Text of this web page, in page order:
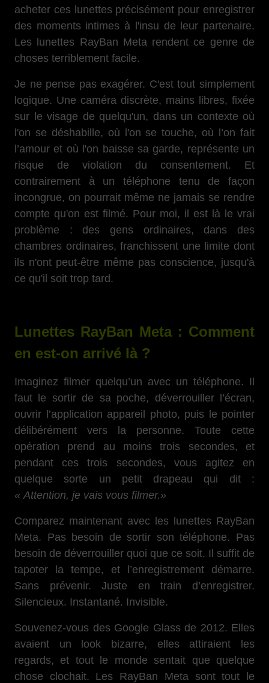
acheter ces lunettes précisément pour enregistrer
des moments intimes à l'insu de leur partenaire.
Les lunettes RayBan Meta rendent ce genre de
choses terriblement facile.
Je ne pense pas exagérer. C'est tout simplement
logique. Une caméra discrète, mains libres, fixée
sur le visage de quelqu'un, dans un contexte où
l'on se déshabille, où l'on se touche, où l’on fait
l’amour et où l'on baisse sa garde, représente un
risque de violation du consentement. Et
contrairement à un téléphone tenu de façon
incongrue, on pourrait même ne jamais se rendre
compte qu'on est filmé. Pour moi, il est là le vrai
problème : des gens ordinaires, dans des
chambres ordinaires, franchissent une limite dont
ils n'ont peut-être même pas conscience, jusqu'à
ce qu'il soit trop tard.
Lunettes RayBan Meta : Comment
en est-on arrivé là ?
Imaginez filmer quelqu’un avec un téléphone. Il
faut le sortir de sa poche, déverrouiller l’écran,
ouvrir l’application appareil photo, puis le pointer
délibérément vers la personne. Toute cette
opération prend au moins trois secondes, et
pendant ces trois secondes, vous agitez en
quelque sorte un petit drapeau qui dit :
« Attention, je vais vous filmer.»
Comparez maintenant avec les lunettes RayBan
Meta. Pas besoin de sortir son téléphone. Pas
besoin de déverrouiller quoi que ce soit. Il suffit de
tapoter la tempe, et l’enregistrement démarre.
Sans prévenir. Juste en train d’enregistrer.
Silencieux. Instantané. Invisible.
Souvenez-vous des Google Glass de 2012. Elles
avaient un look bizarre, elles attiraient les
regards, et tout le monde sentait que quelque
chose clochait. Les RayBan Meta sont tout le